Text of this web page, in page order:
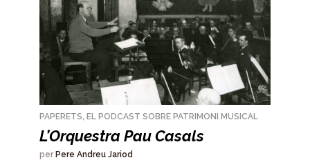
PAPERETS, EL PODCAST SOBRE PATRIMONI MUSICAL
L’Orquestra Pau Casals
per Pere Andreu Jariod